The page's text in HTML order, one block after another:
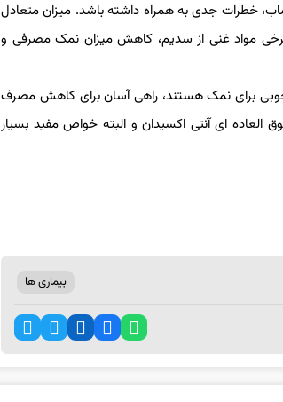
خطرات جدی به همراه داشته باشد. میزان متعادل
مواد غنی از سدیم، کاهش میزان نمک مصرفی و
برای نمک هستند، راهی آسان برای کاهش مصرف
العاده ای آنتی اکسیدان و البته خواص مفید بسیار
بیماری ها